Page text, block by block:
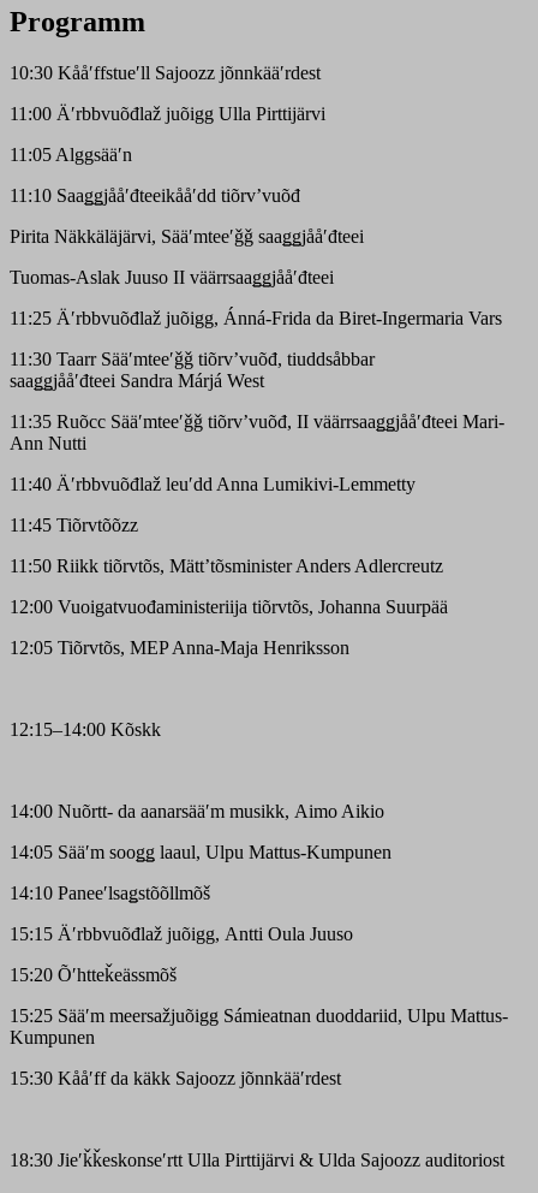
Programm
10:30 Kååʹffstueʹll Sajoozz jõnnkääʹrdest
11:00 Äʹrbbvuõđlaž juõigg Ulla Pirttijärvi
11:05 Alggsääʹn
11:10 Saaǥǥjååʹđteeikååʹdd tiõrvʼvuõđ
Pirita Näkkäläjärvi, Sääʹmteeʹǧǧ saaǥǥjååʹđteei
Tuomas-Aslak Juuso II väärrsaaǥǥjååʹđteei
11:25 Äʹrbbvuõđlaž juõigg, Ánná-Frida da Biret-Ingermaria Vars
11:30 Taarr Sääʹmteeʹǧǧ tiõrvʼvuõđ, tiuddsåbbar
saaǥǥjååʹđteei Sandra Márjá West
11:35 Ruõcc Sääʹmteeʹǧǧ tiõrvʼvuõđ, II väärrsaaǥǥjååʹđteei Mari-
Ann Nutti
11:40 Äʹrbbvuõđlaž leuʹdd Anna Lumikivi-Lemmetty
11:45 Tiõrvtõõzz
11:50 Riikk tiõrvtõs, Mättʼtõsminister Anders Adlercreutz
12:00 Vuoigatvuođaministeriija tiõrvtõs, Johanna Suurpää
12:05 Tiõrvtõs, MEP Anna-Maja Henriksson
12:15–14:00 Kõskk
14:00 Nuõrtt- da aanarsääʹm musikk, Aimo Aikio
14:05 Sääʹm sooǥǥ laaul, Ulpu Mattus-Kumpunen
14:10 Paneeʹlsaǥstõõllmõš
15:15 Äʹrbbvuõđlaž juõigg, Antti Oula Juuso
15:20 Õʹhtteǩeässmõš
15:25 Sääʹm meersažjuõigg Sámieatnan duoddariid, Ulpu Mattus-
Kumpunen
15:30 Kååʹff da käkk Sajoozz jõnnkääʹrdest
18:30 Jieʹǩǩeskonseʹrtt Ulla Pirttijärvi & Ulda Sajoozz auditoriost